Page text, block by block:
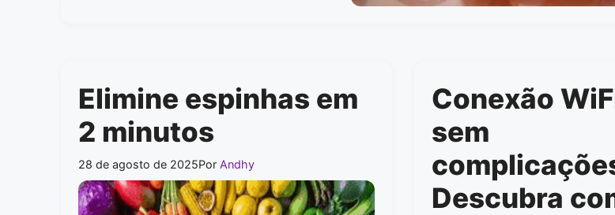
Elimine espinhas em
2 minutos
28 de agosto de 2025Por Andhy
Conexão
sem
Descubra